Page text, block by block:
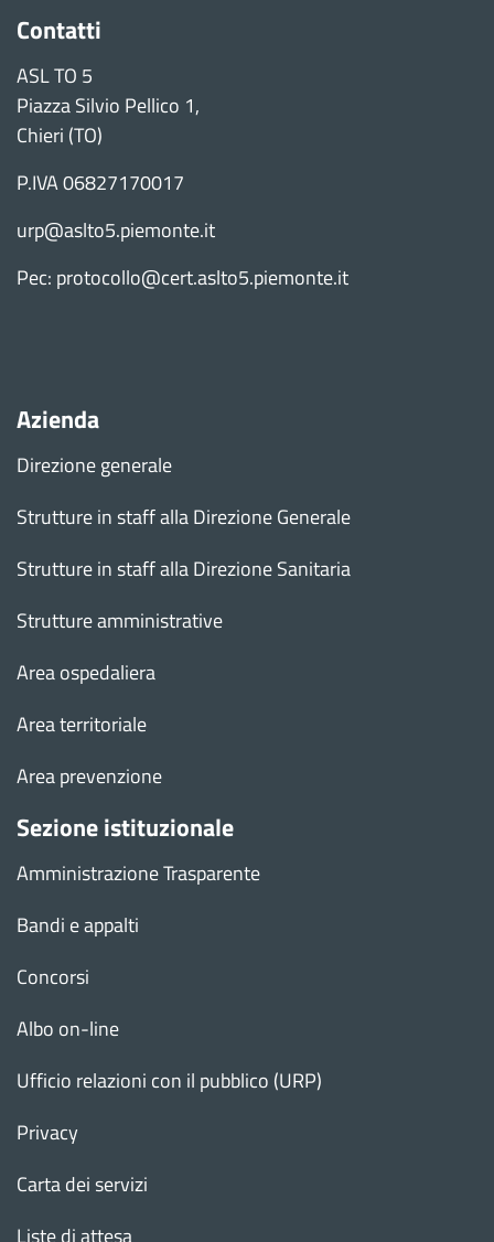
Contatti
ASL TO 5
Piazza Silvio Pellico 1,
Chieri (TO)
P.IVA 06827170017
urp@aslto5.piemonte.it
Pec: protocollo@cert.aslto5.piemonte.it
Azienda
Direzione generale
Strutture in staff alla Direzione Generale
Strutture in staff alla Direzione Sanitaria
Strutture amministrative
Area ospedaliera
Area territoriale
Area prevenzione
Sezione istituzionale
Amministrazione Trasparente
Bandi e appalti
Concorsi
Albo on-line
Ufficio relazioni con il pubblico (URP)
Privacy
Carta dei servizi
Liste di attesa